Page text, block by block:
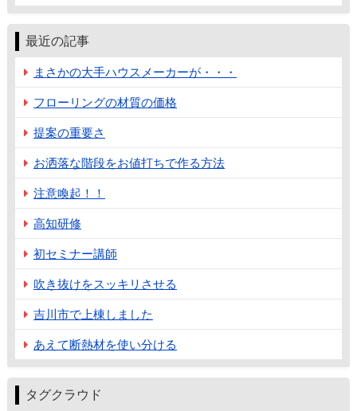
最近の記事
まさかの大手ハウスメーカーが・・・
フローリングの材質の価格
提案の重要さ
お洒落な階段をお値打ちで作る方法
注意喚起！！
高知研修
初セミナー講師
吹き抜けをスッキリさせる
吉川市で上棟しました
あえて断熱材を使い分ける
タグクラウド